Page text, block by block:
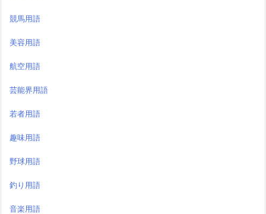
競馬用語
美容用語
航空用語
芸能界用語
若者用語
趣味用語
野球用語
釣り用語
音楽用語